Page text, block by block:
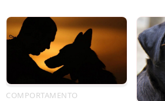
COMPORTAMENTO